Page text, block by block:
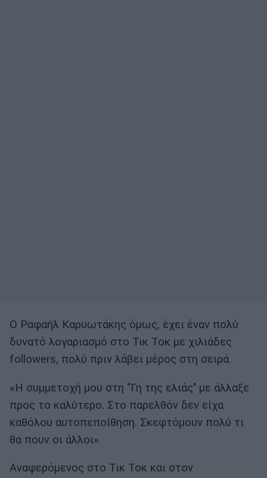
Ο Ραφαήλ Καρυωτάκης όμως, έχει έναν πολύ
δυνατό λογαριασμό στο Τικ Τοκ με χιλιάδες
followers, πολύ πριν λάβει μέρος στη σειρά.
«Η συμμετοχή μου στη ‘’Γη της ελιάς’’ με άλλαξε
προς το καλύτερο. Στο παρελθόν δεν είχα
καθόλου αυτοπεποίθηση. Σκεφτόμουν πολύ τι
θα πουν οι άλλοι».
Αναφερόμενος στο Τικ Τοκ και στον